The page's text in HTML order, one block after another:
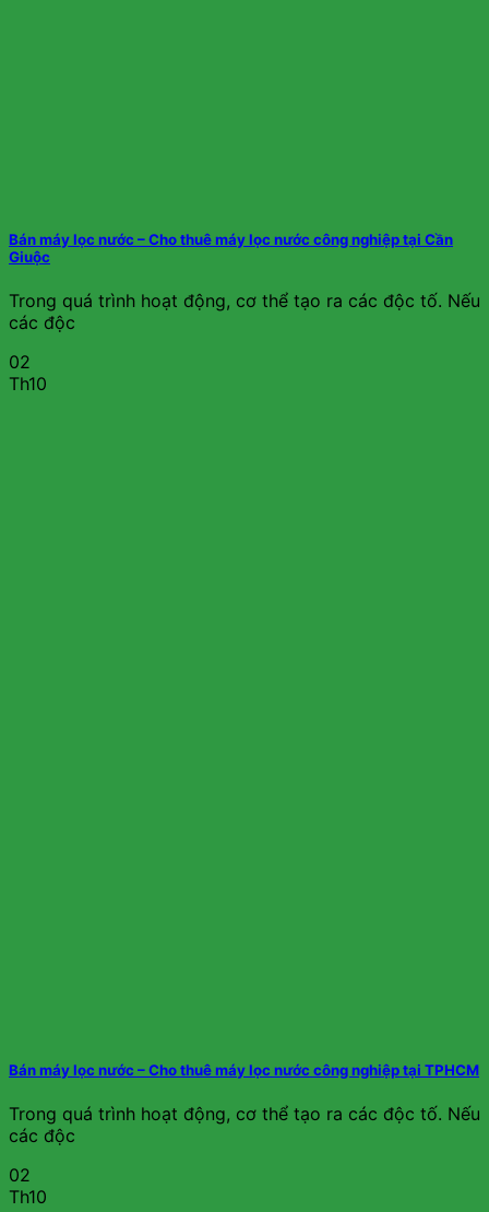
Bán máy lọc nước – Cho thuê máy lọc nước công nghiệp tại Cần
Giuộc
Trong quá trình hoạt động, cơ thể tạo ra các độc tố. Nếu
các độc
02
Th10
Bán máy lọc nước – Cho thuê máy lọc nước công nghiệp tại TPHCM
Trong quá trình hoạt động, cơ thể tạo ra các độc tố. Nếu
các độc
02
Th10